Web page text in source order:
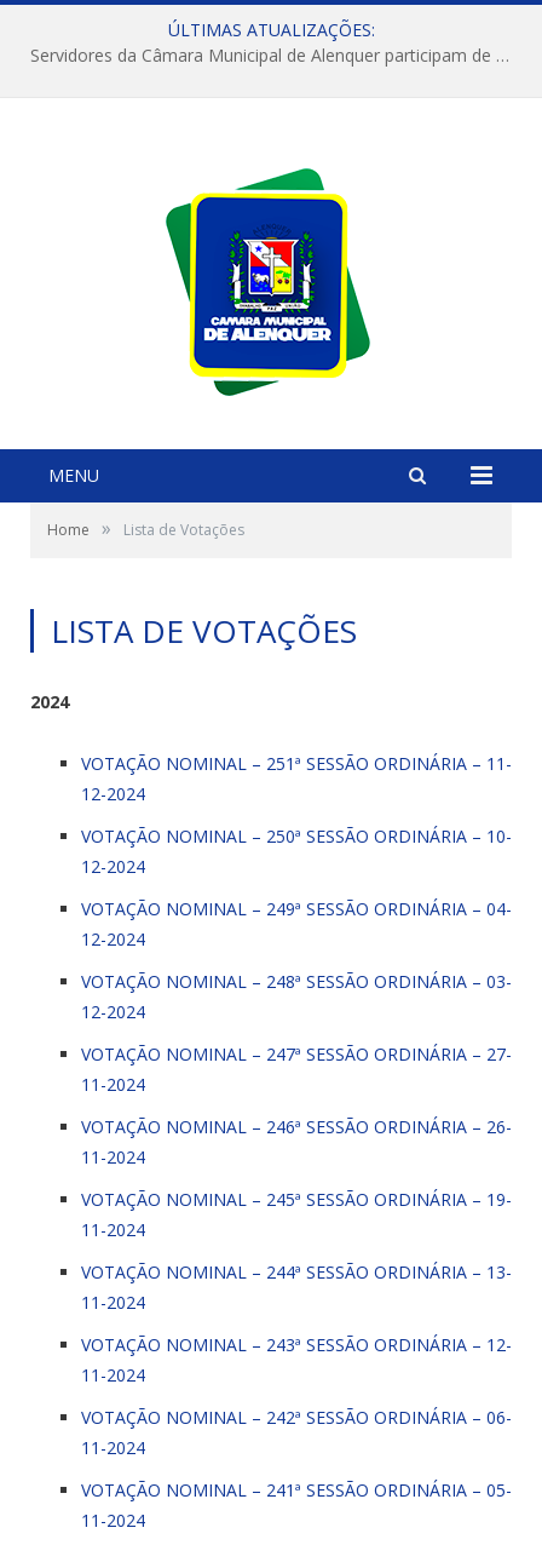
ÚLTIMAS ATUALIZAÇÕES:
Servidores da Câmara Municipal de Alenquer participam de capacitação promovida pelo TCM/PA em Santarém
MENU
Home » Lista de Votações
LISTA DE VOTAÇÕES
2024
VOTAÇÃO NOMINAL – 251ª SESSÃO ORDINÁRIA – 11-
12-2024
VOTAÇÃO NOMINAL – 250ª SESSÃO ORDINÁRIA – 10-
12-2024
VOTAÇÃO NOMINAL – 249ª SESSÃO ORDINÁRIA – 04-
12-2024
VOTAÇÃO NOMINAL – 248ª SESSÃO ORDINÁRIA – 03-
12-2024
VOTAÇÃO NOMINAL – 247ª SESSÃO ORDINÁRIA – 27-
11-2024
VOTAÇÃO NOMINAL – 246ª SESSÃO ORDINÁRIA – 26-
11-2024
VOTAÇÃO NOMINAL – 245ª SESSÃO ORDINÁRIA – 19-
11-2024
VOTAÇÃO NOMINAL – 244ª SESSÃO ORDINÁRIA – 13-
11-2024
VOTAÇÃO NOMINAL – 243ª SESSÃO ORDINÁRIA – 12-
11-2024
VOTAÇÃO NOMINAL – 242ª SESSÃO ORDINÁRIA – 06-
11-2024
VOTAÇÃO NOMINAL – 241ª SESSÃO ORDINÁRIA – 05-
11-2024